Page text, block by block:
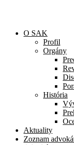
O SAK
Profil
Orgány
História
Aktuality
Zoznam